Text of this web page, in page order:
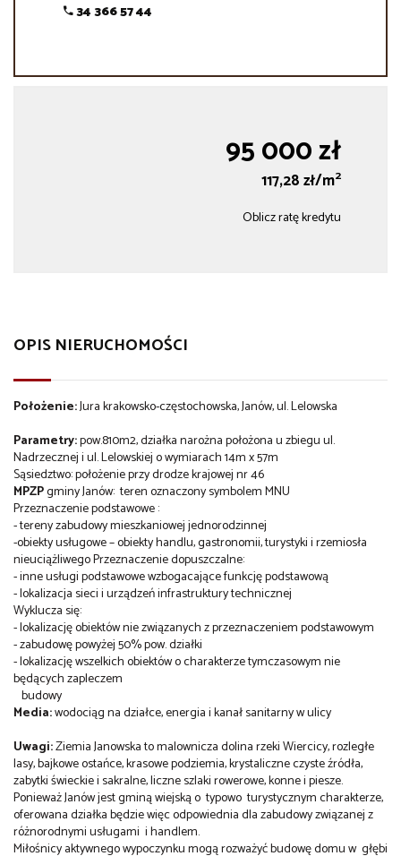
34 366 57 44
95 000 zł
117,28 zł/m2
Oblicz ratę kredytu
OPIS NIERUCHOMOŚCI
Położenie:Jura krakowsko-częstochowska, Janów, ul. Lelowska
Parametry:pow.810m2, działka narożna położona u zbiegu ul.
Nadrzecznej i ul. Lelowskiej o wymiarach 14m x 57m
Sąsiedztwo: położenie przy drodze krajowej nr 46
MPZPgminy Janów: teren oznaczony symbolem MNU
Przeznaczenie podstawowe :
- tereny zabudowy mieszkaniowej jednorodzinnej
-obiekty usługowe – obiekty handlu, gastronomii, turystyki i rzemiosła
nieuciążliwego Przeznaczenie dopuszczalne:
- inne usługi podstawowe wzbogacające funkcję podstawową
- lokalizacja sieci i urządzeń infrastruktury technicznej
Wyklucza się:
- lokalizację obiektów nie związanych z przeznaczeniem podstawowym
- zabudowę powyżej 50% pow. działki
- lokalizację wszelkich obiektów o charakterze tymczasowym nie
będących zapleczem
budowy
Media:wodociąg na działce, energia i kanał sanitarny w ulicy
Uwagi:Ziemia Janowska to malownicza dolina rzeki Wiercicy, rozległe
lasy, bajkowe ostańce, krasowe podziemia, krystaliczne czyste źródła,
zabytki świeckie i sakralne, liczne szlaki rowerowe, konne i piesze.
Ponieważ Janów jest gminą wiejską o typowo turystycznym charakterze,
oferowana działka będzie więc odpowiednia dla zabudowy związanej z
różnorodnymi usługami i handlem.
Miłośnicy aktywnego wypoczynku mogą rozważyć budowę domu w głębi